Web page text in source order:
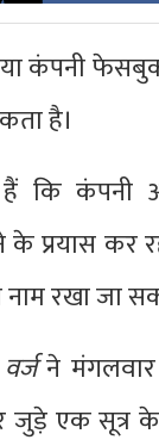
कंपनी
है।
कि कंपनी
के प्रयास कर
रखा जा
ने
जुड़े एक सूत्र